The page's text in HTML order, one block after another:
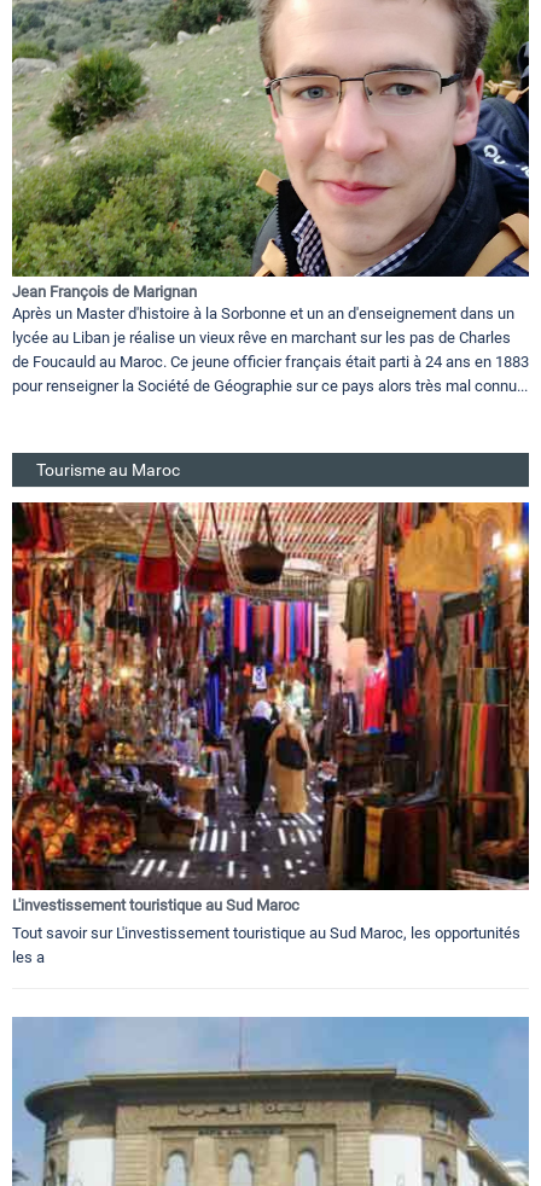
Jean François de Marignan
Après un Master d'histoire à la Sorbonne et un an d'enseignement dans un
lycée au Liban je réalise un vieux rêve en marchant sur les pas de Charles
de Foucauld au Maroc. Ce jeune officier français était parti à 24 ans en 1883
pour renseigner la Société de Géographie sur ce pays alors très mal connu...
Tourisme au Maroc
L'investissement touristique au Sud Maroc
Tout savoir sur L'investissement touristique au Sud Maroc, les opportunités
les a